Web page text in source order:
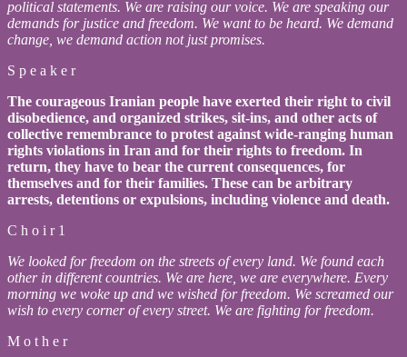
political statements. We are raising our voice. We are speaking our
demands for justice and freedom. We want to be heard. We demand
change, we demand action not just promises.
S p e a k e r
The courageous Iranian people have exerted their right to civil
disobedience, and organized strikes, sit-ins, and other acts of
collective remembrance to protest against wide-ranging human
rights violations in Iran and for their rights to freedom. In
return, they have to bear the current consequences, for
themselves and for their families. These can be arbitrary
arrests, detentions or expulsions, including violence and death.
C h o i r 1
We looked for freedom on the streets of every land. We found each
other in different countries. We are here, we are everywhere. Every
morning we woke up and we wished for freedom. We screamed our
wish to every corner of every street. We are fighting for freedom.
M o t h e r